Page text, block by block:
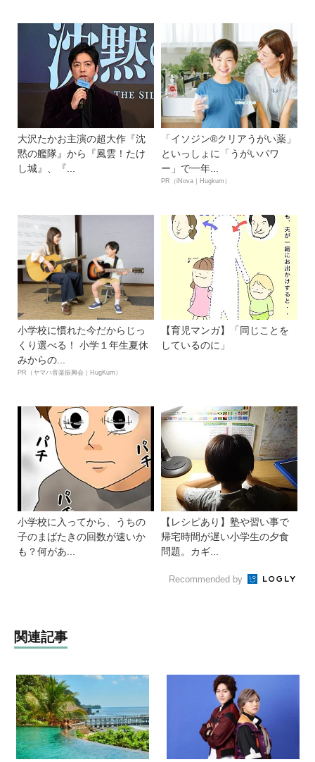
大沢たかお主演の超大作『沈
黙の艦隊』から『風雲！たけ
し城』、『...
「イソジン®クリアうがい薬」
といっしょに「うがいパワ
ー」で一年...
PR（iNova｜Hugkum）
小学校に慣れた今だからじっ
くり選べる！ 小学１年生夏休
みからの...
PR（ヤマハ音楽振興会｜HugKum）
【育児マンガ】「同じことを
しているのに」
小学校に入ってから、うちの
子のまばたきの回数が速いか
も？何があ...
【レシピあり】塾や習い事で
帰宅時間が遅い小学生の夕食
問題。カギ...
Recommended by
関連記事